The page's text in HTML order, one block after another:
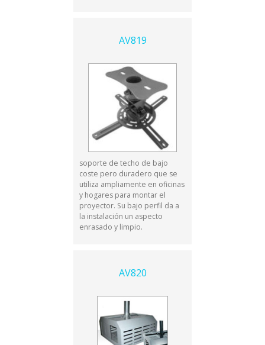
AV819
soporte de techo de bajo
coste pero duradero que se
utiliza ampliamente en oficinas
y hogares para montar el
proyector. Su bajo perfil da a
la instalación un aspecto
enrasado y limpio.
AV820